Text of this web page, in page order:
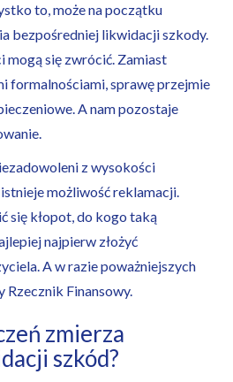
to, może na początku
bezpośredniej likwidacji szkody.
się zwrócić. Zamiast
formalnościami, sprawę przejmie
A nam pozostaje
z wysokości
możliwość reklamacji.
się kłopot, do kogo taką
najpierw złożyć
A w razie poważniejszych
Rzecznik Finansowy.
zmierza
szkód?